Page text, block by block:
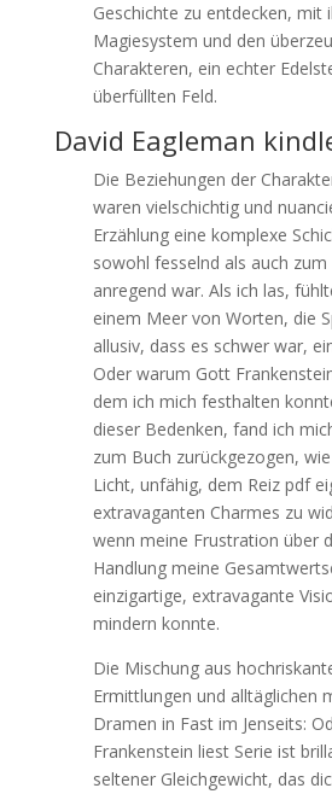
Geschichte zu entdecken, mit
Magiesystem und den
Charakteren, ein echter
überfüllten Feld.
David Eagleman
Die Beziehungen der
waren vielschichtig und
Erzählung eine komplexe
sowohl fesselnd als auch zum
anregend war. Als ich las,
einem Meer von Worten, die
allusiv, dass es schwer war,
Oder warum Gott
dem ich mich festhalten
dieser Bedenken, fand ich
zum Buch zurückgezogen,
Licht, unfähig, dem Reiz pdf
extravaganten Charmes zu
wenn meine Frustration über
Handlung meine
einzigartige, extravagante
mindern konnte.
Die Mischung aus
Ermittlungen und alltäglichen
Dramen in Fast im Jenseits:
Frankenstein liest Serie ist
seltener Gleichgewicht, das